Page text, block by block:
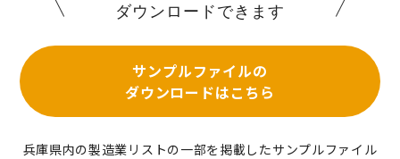
ダウンロードできます
サンプルファイルの
ダウンロードはこちら
兵庫県内の製造業リストの一部を掲載したサンプルファイル